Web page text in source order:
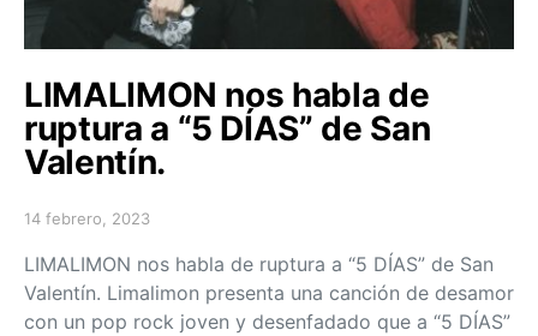
LIMALIMON nos habla de
ruptura a “5 DÍAS” de San
Valentín.
Posted on
14 febrero, 2023
LIMALIMON nos habla de ruptura a “5 DÍAS” de San
Valentín. Limalimon presenta una canción de desamor
con un pop rock joven y desenfadado que a “5 DÍAS”